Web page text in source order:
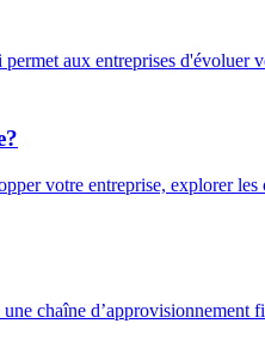
aux entreprises d'évoluer
votre entreprise, explorer
chaîne